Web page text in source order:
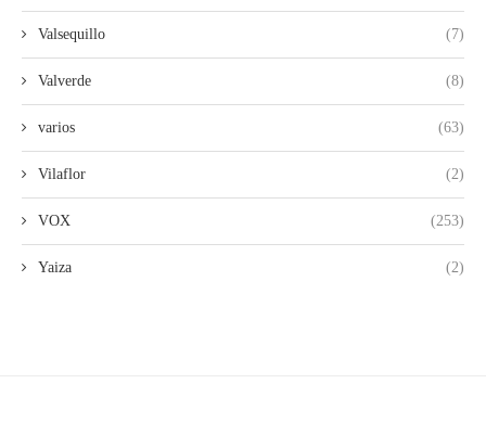
Valsequillo (7)
Valverde (8)
varios (63)
Vilaflor (2)
VOX (253)
Yaiza (2)